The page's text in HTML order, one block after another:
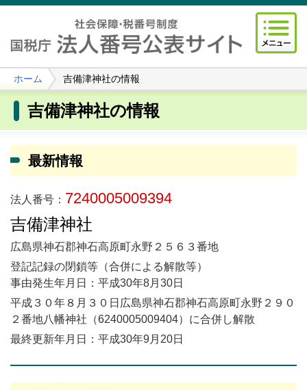
ホーム 吉備津神社の情報
吉備津神社の情報
最新情報
法人番号： 7240005009394
吉備津神社
広島県神石郡神石高原町永野２５６３番地
登記記録の閉鎖等（合併による解散等）
事由発生年月日：平成30年8月30日
平成３０年８月３０日広島県神石郡神石高原町永野２９０
２番地八幡神社（6240005009404）に合併し解散
最終更新年月日：平成30年9月20日